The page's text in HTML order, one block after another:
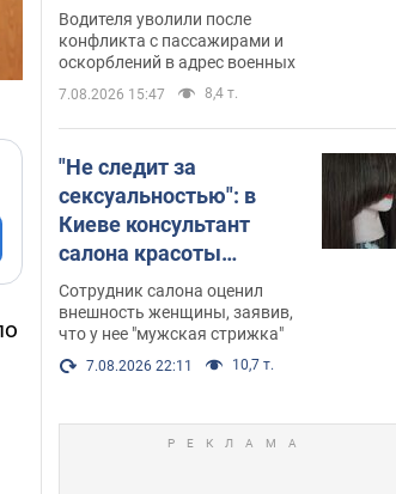
украинским военным и
поплатился за это.
Видео
Водителя уволили после
конфликта с пассажирами и
оскорблений в адрес военных
7.08.2026 15:47 8,4 т.
"Не следит за
сексуальностью": в
Киеве консультант
салона красоты
оскорбил женщину
после химиотерапии,
разгорелся скандал.
Фото
Сотрудник салона оценил
внешность женщины, заявив,
что у нее "мужская стрижка"
7.08.2026 22:11 10,7 т.